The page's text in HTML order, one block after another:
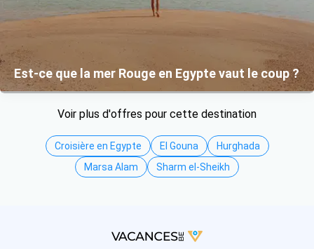
Est-ce que la mer Rouge en Egypte vaut le coup ?
Voir plus d'offres pour cette destination
Croisière en Egypte El Gouna
Hurghada
Marsa Alam
Sharm el-Sheikh